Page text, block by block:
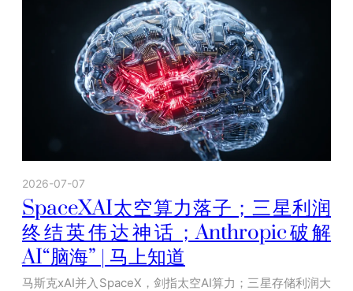
2026-07-07
SpaceXAI太空算力落子；三星利润
终结英伟达神话；Anthropic破解
AI“脑海” | 马上知道
马斯克xAI并入SpaceX，剑指太空AI算力；三星存储利润大